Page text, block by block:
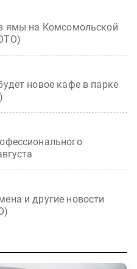
ямы на Комсомольской
новое кафе в парке
и другие новости